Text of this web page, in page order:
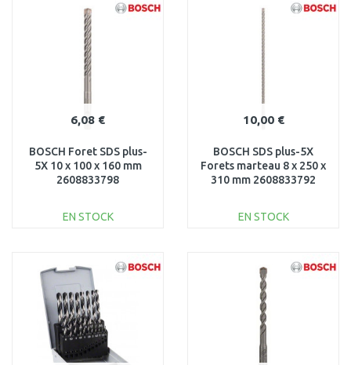
Au comparatif Au comparatif
6,08 €
BOSCH Foret SDS plus-
5X 10 x 100 x 160 mm
2608833798
EN STOCK
Au comparatif
10,00 €
BOSCH SDS plus-5X
Forets marteau 8 x 250 x
310 mm 2608833792
EN STOCK
Au comparatif